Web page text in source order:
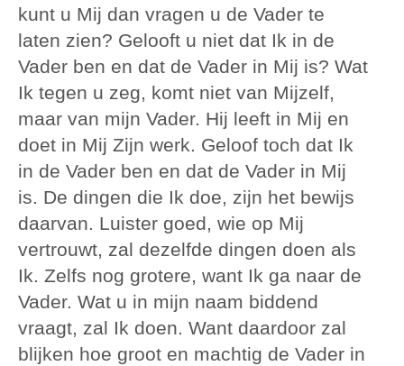
kunt u Mij dan vragen u de Vader te
laten zien? Gelooft u niet dat Ik in de
Vader ben en dat de Vader in Mij is? Wat
Ik tegen u zeg, komt niet van Mijzelf,
maar van mijn Vader. Hij leeft in Mij en
doet in Mij Zijn werk. Geloof toch dat Ik
in de Vader ben en dat de Vader in Mij
is. De dingen die Ik doe, zijn het bewijs
daarvan. Luister goed, wie op Mij
vertrouwt, zal dezelfde dingen doen als
Ik. Zelfs nog grotere, want Ik ga naar de
Vader. Wat u in mijn naam biddend
vraagt, zal Ik doen. Want daardoor zal
blijken hoe groot en machtig de Vader in